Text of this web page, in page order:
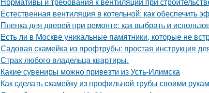
Естественная вентиляция в котельной: как обеспечить
Пленка для дверей при ремонте: как выбрать и
Есть ли в Москве уникальные памятники, которые не
Садовая скамейка из профтрубы: простая инструкция
Страх любого владельца квартиры.
Какие сувениры можно привезти из Усть-Илимска
Как сделать скамейку из профильной трубы своими